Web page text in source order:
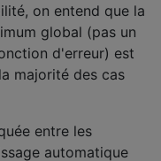
on entend que la
global (pas un
d'erreur) est
majorité des cas
entre les
automatique